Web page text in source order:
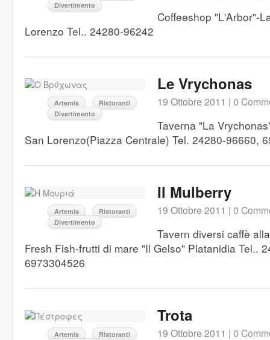
Divertimento
Coffeeshop "L'Arbor"-
Lorenzo Tel.. 24280-96242
Artemis
Ristoranti
Divertimento
Le Vrychonas
19 Ottobre 2011 | 0
Taverna "La
San Lorenzo(Piazza Centrale) Tel. 24280-96660,
Artemis
Ristoranti
Divertimento
Il Mulberry
19 Ottobre 2011 | 0
Tavern diversi caffè
Fresh Fish-frutti di mare "Il Gelso" Platanidia Tel..
6973304526
Artemis
Ristoranti
Trota
19 Ottobre 2011 | 0